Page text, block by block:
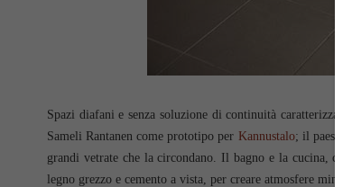
Spazi diafani e senza soluzione di continuità
Sameli Rantanen come prototipo per Kannustalo; il
grandi vetrate che la circondano. Il bagno e la cucina,
legno grezzo e cemento a vista, per creare atmosfere